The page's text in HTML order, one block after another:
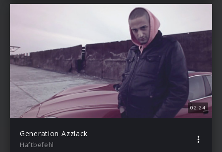
02:24
Generation Azzlack
Haftbefehl